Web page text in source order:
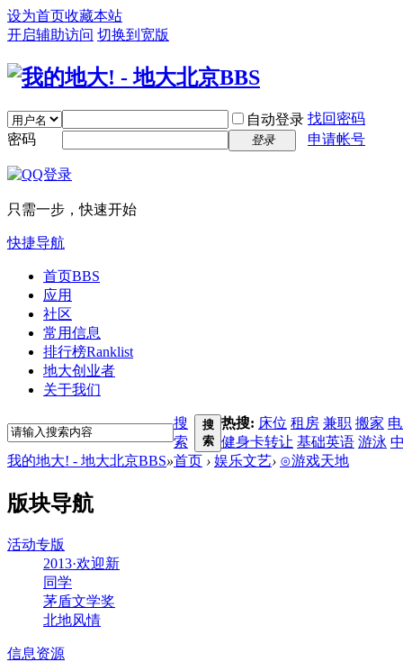
设为首页收藏本站
开启辅助访问 切换到宽版
自动登录 找回密码
密码
登录 申请帐号
只需一步，快速开始
快捷导航
首页BBS
应用
社区
常用信息
排行榜Ranklist
地大创业者
关于我们
搜
索
搜
索
热搜: 床位 租房 兼职 搬家
健身卡转让 基础英语 游泳
我的地大! - 地大北京BBS»首页 › 娱乐文艺› ⊙游戏天地
版块导航
活动专版
2013·欢迎新
同学
茅盾文学奖
北地风情
信息资源